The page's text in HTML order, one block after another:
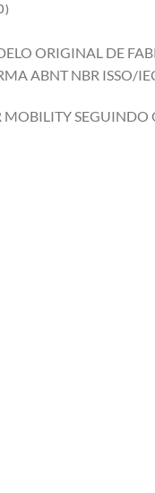
ORIGINAL DE
ABNT NBR ISSO/